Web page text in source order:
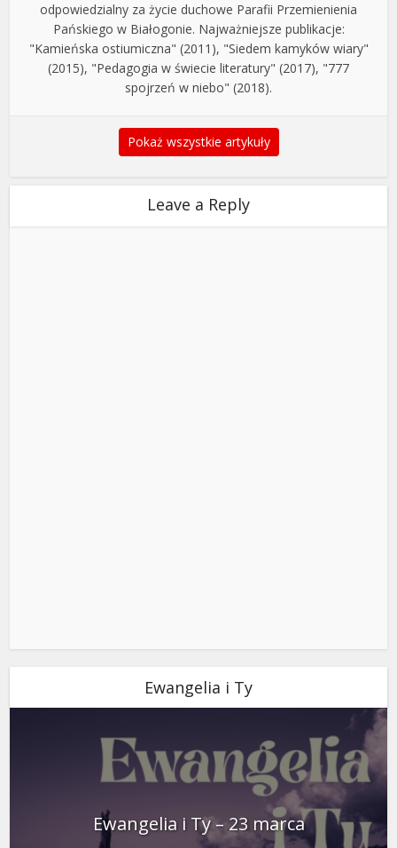
odpowiedzialny za życie duchowe Parafii Przemienienia
Pańskiego w Białogonie. Najważniejsze publikacje:
"Kamieńska ostiumiczna" (2011), "Siedem kamyków wiary"
(2015), "Pedagogia w świecie literatury" (2017), "777
spojrzeń w niebo" (2018).
Pokaż wszystkie artykuły
Leave a Reply
Ewangelia i Ty
Ewangelia i Ty – 23 marca